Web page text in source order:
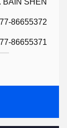
86655372
86655371